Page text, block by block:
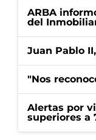
ARBA
del
Juan Pablo
"Nos
Alertas por
superiores a